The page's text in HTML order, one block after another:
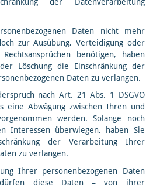
der Datenverarbeitung
Daten nicht mehr
zur Ausübung, Verteidigung oder
benötigen, haben
Löschung die Einschränkung der
Daten zu verlangen.
nach Art. 21 Abs. 1 DSGVO
eine Abwägung zwischen Ihren und
werden. Solange noch
Interessen überwiegen, haben Sie
der Verarbeitung Ihrer
zu verlangen.
Ihrer personenbezogenen Daten
dürfen diese Daten – von ihrer